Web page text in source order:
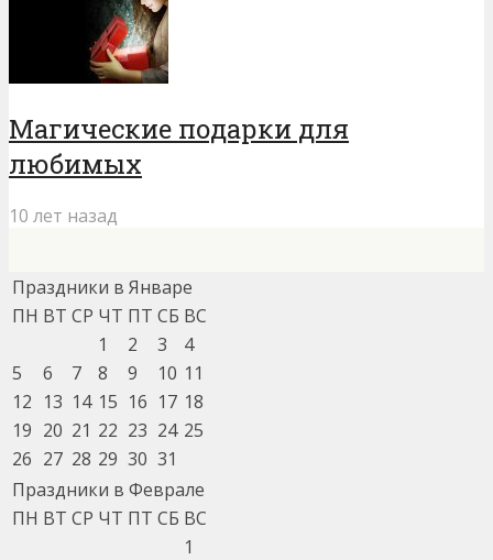
Магические подарки для
любимых
10 лет назад
Праздники в Январе
ПН ВТ СР ЧТ ПТ СБ ВС
1
2 3
4
5
6 7 8 9 10 11
12 13 14 15 16 17 18
19 20 21 22 23 24 25
26 27 28 29 30 31
Праздники в Феврале
ПН ВТ СР ЧТ ПТ СБ ВС
1